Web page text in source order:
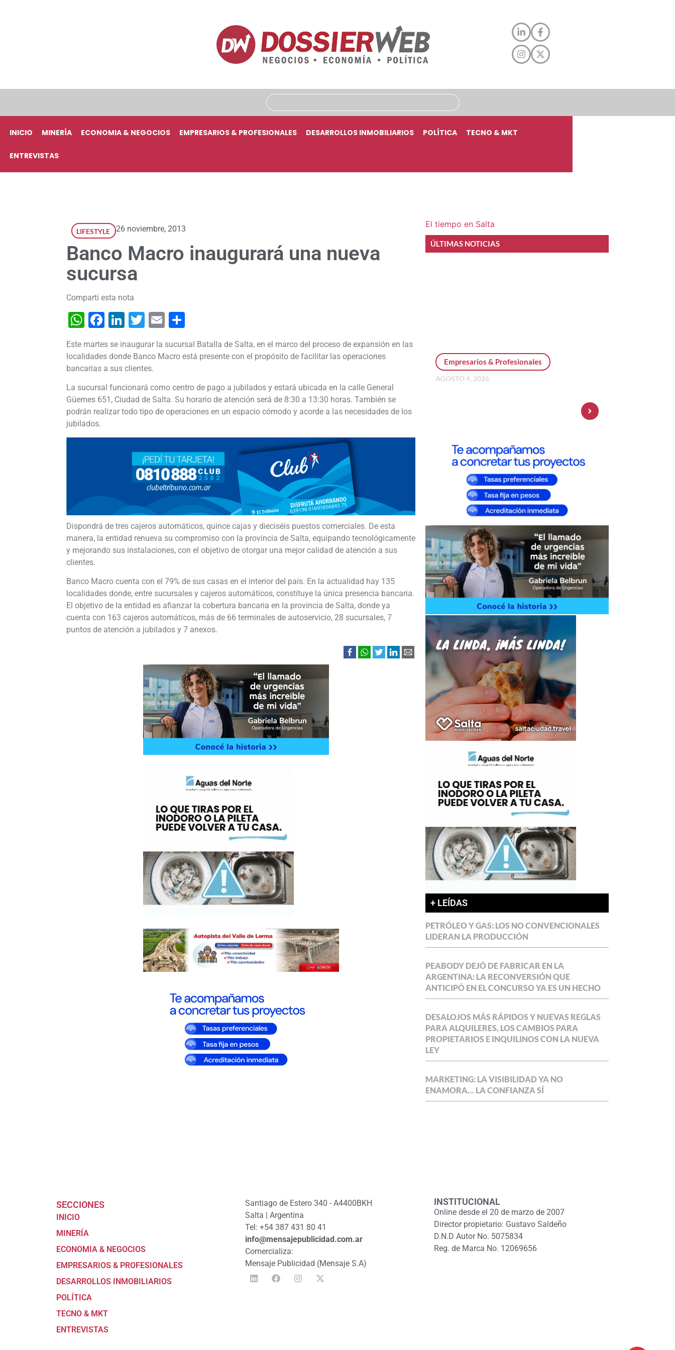
INICIO MINERÍA ECONOMIA & NEGOCIOS EMPRESARIOS & PROFESIONALES DESARROLLOS INMOBILIARIOS POLÍTICA TECNO & MKT
ENTREVISTAS
LIFESTYLE 26 noviembre, 2013
Banco Macro inaugurará una nueva
sucursa
Compartí esta nota
WhatsApp
Facebook
LinkedIn
Twitter
Email
Este martes se inaugurar la sucursal Batalla de Salta, en el marco del proceso de expansión en las
localidades donde Banco Macro está presente con el propósito de facilitar las operaciones
bancarias a sus clientes.
La sucursal funcionará como centro de pago a jubilados y estará ubicada en la calle General
Güemes 651, Ciudad de Salta. Su horario de atención será de 8:30 a 13:30 horas. También se
podrán realizar todo tipo de operaciones en un espacio cómodo y acorde a las necesidades de los
jubilados.
Dispondrá de tres cajeros automáticos, quince cajas y dieciséis puestos comerciales. De esta
manera, la entidad renueva su compromiso con la provincia de Salta, equipando tecnológicamente
y mejorando sus instalaciones, con el objetivo de otorgar una mejor calidad de atención a sus
clientes.
Banco Macro cuenta con el 79% de sus casas en el interior del país. En la actualidad hay 135
localidades donde, entre sucursales y cajeros automáticos, constituye la única presencia bancaria.
El objetivo de la entidad es afianzar la cobertura bancaria en la provincia de Salta, donde ya
cuenta con 163 cajeros automáticos, más de 66 terminales de autoservicio, 28 sucursales, 7
puntos de atención a jubilados y 7 anexos.
El tiempo en Salta
ÚLTIMAS NOTICIAS
Empresarios & Profesionales
AGOSTO 4, 2026
+ LEÍDAS
PETRÓLEO Y GAS: LOS NO CONVENCIONALES
LIDERAN LA PRODUCCIÓN
PEABODY DEJÓ DE FABRICAR EN LA
ARGENTINA: LA RECONVERSIÓN QUE
ANTICIPÓ EN EL CONCURSO YA ES UN HECHO
DESALOJOS MÁS RÁPIDOS Y NUEVAS REGLAS
PARA ALQUILERES, LOS CAMBIOS PARA
PROPIETARIOS E INQUILINOS CON LA NUEVA
LEY
MARKETING: LA VISIBILIDAD YA NO
ENAMORA… LA CONFIANZA SÍ
SECCIONES
INICIO
MINERÍA
ECONOMIA & NEGOCIOS
EMPRESARIOS & PROFESIONALES
DESARROLLOS INMOBILIARIOS
POLÍTICA
TECNO & MKT
ENTREVISTAS
Santiago de Estero 340 - A4400BKH
Salta | Argentina
Tel: +54 387 431 80 41
info@mensajepublicidad.com.ar
Comercializa:
Mensaje Publicidad (Mensaje S.A)
INSTITUCIONAL
Online desde el 20 de marzo de 2007
Director propietario: Gustavo Saldeño
D.N.D Autor No. 5075834
Reg. de Marca No. 12069656